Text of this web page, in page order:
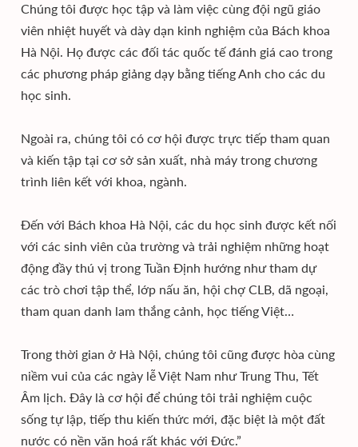
Chúng tôi được học tập và làm việc cùng đội ngũ giáo
viên nhiệt huyết và dày dạn kinh nghiệm của Bách khoa
Hà Nội. Họ được các đối tác quốc tế đánh giá cao trong
các phương pháp giảng dạy bằng tiếng Anh cho các du
học sinh.
Ngoài ra, chúng tôi có cơ hội được trực tiếp tham quan
và kiến tập tại cơ sở sản xuất, nhà máy trong chương
trình liên kết với khoa, ngành.
Đến với Bách khoa Hà Nội, các du học sinh được kết nối
với các sinh viên của trường và trải nghiệm những hoạt
động đầy thú vị trong Tuần Định hướng như tham dự
các trò chơi tập thể, lớp nấu ăn, hội chợ CLB, dã ngoại,
tham quan danh lam thắng cảnh, học tiếng Việt…
Trong thời gian ở Hà Nội, chúng tôi cũng được hòa cùng
niềm vui của các ngày lễ Việt Nam như Trung Thu, Tết
Âm lịch. Đây là cơ hội để chúng tôi trải nghiệm cuộc
sống tự lập, tiếp thu kiến thức mới, đặc biệt là một đất
nước có nền văn hoá rất khác với Đức.”